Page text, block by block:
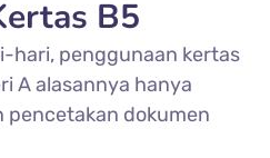
B5
hari, penggunaan kertas
A alasannya hanya
pencetakan dokumen